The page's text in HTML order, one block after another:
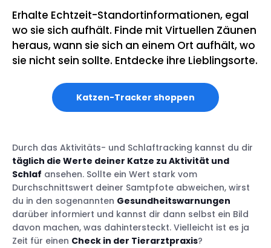
Erhalte Echtzeit-Standortinformationen, egal
wo sie sich aufhält. Finde mit Virtuellen Zäunen
heraus, wann sie sich an einem Ort aufhält, wo
sie nicht sein sollte. Entdecke ihre Lieblingsorte.
Katzen-Tracker shoppen
Durch das Aktivitäts- und Schlaftracking kannst du dir
täglich die Werte deiner Katze zu Aktivität und
Schlaf ansehen. Sollte ein Wert stark vom
Durchschnittswert deiner Samtpfote abweichen, wirst
du in den sogenannten Gesundheitswarnungen
darüber informiert und kannst dir dann selbst ein Bild
davon machen, was dahintersteckt. Vielleicht ist es ja
Zeit für einen Check in der Tierarztpraxis?